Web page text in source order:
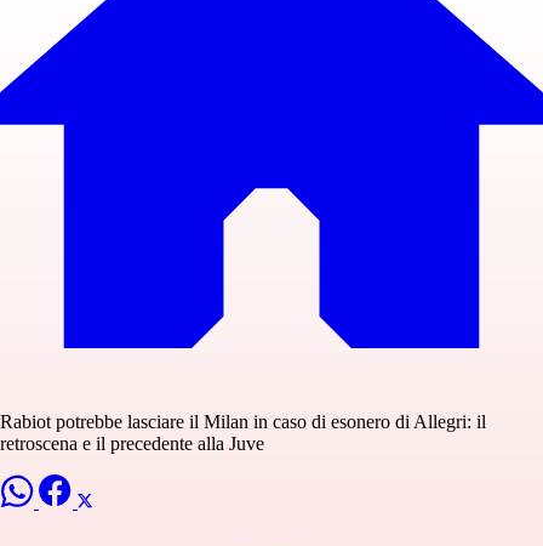
Rabiot potrebbe lasciare il Milan in caso di esonero di Allegri: il
retroscena e il precedente alla Juve